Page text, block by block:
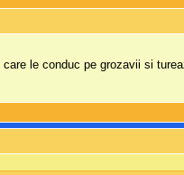
le conduc pe grozavii si